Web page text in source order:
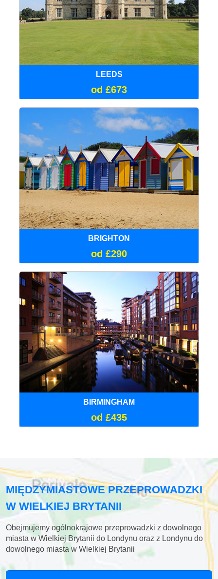
LEEDS
od £673
BRIGHTON
od £290
BIRMINGHAM
od £435
MIĘDZYMIASTOWE PRZEPROWADZKI
W WIELKIEJ BRYTANII
Obejmujemy ogólnokrajowe przeprowadzki z dowolnego
miasta w Wielkiej Brytanii do Londynu oraz z Londynu do
dowolnego miasta w Wielkiej Brytanii